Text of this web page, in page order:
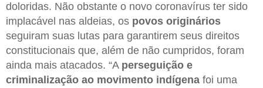
doloridas. Não obstante o novo coronavírus ter sido
implacável nas aldeias, os povos originários
seguiram suas lutas para garantirem seus direitos
constitucionais que, além de não cumpridos, foram
ainda mais atacados. “A perseguição e
criminalização ao movimento indígena foi uma